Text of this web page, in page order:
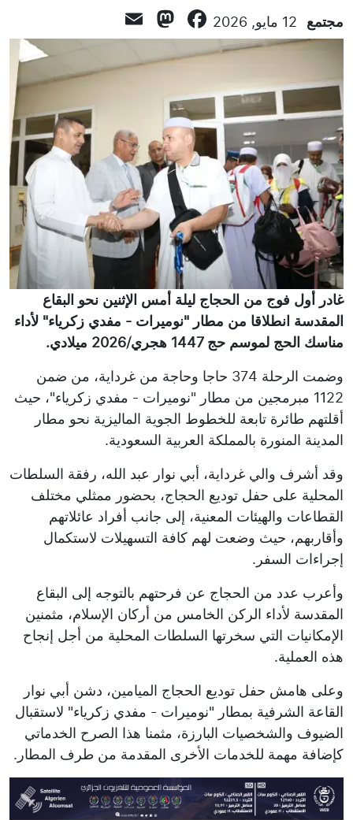
مجتمع 12 مايو, 2026 Facebook
Mastodon
غادر أول فوج من الحجاج ليلة أمس الإثنين نحو البقاع
المقدسة انطلاقا من مطار "نوميرات - مفدي زكرياء" لأداء
مناسك الحج لموسم حج 1447 هجري/2026 ميلادي.
وضمت الرحلة 374 حاجا وحاجة من غرداية، من ضمن
1122 مبرمجين من مطار "نوميرات - مفدي زكرياء"، حيث
أقلتهم طائرة تابعة للخطوط الجوية الماليزية نحو مطار
المدينة المنورة بالمملكة العربية السعودية.
وقد أشرف والي غرداية، أبي نوار عبد الله، رفقة السلطات
المحلية على حفل توديع الحجاج، بحضور ممثلي مختلف
القطاعات والهيئات المعنية، إلى جانب أفراد عائلاتهم
وأقاربهم، حيث وضعت لهم كافة التسهيلات لاستكمال
إجراءات السفر.
وأعرب عدد من الحجاج عن فرحتهم بالتوجه إلى البقاع
المقدسة لأداء الركن الخامس من أركان الإسلام، مثمنين
الإمكانيات التي سخرتها السلطات المحلية من أجل إنجاح
هذه العملية.
وعلى هامش حفل توديع الحجاج الميامين، دشن أبي نوار
القاعة الشرفية بمطار "نوميرات - مفدي زكرياء" لاستقبال
الضيوف والشخصيات البارزة، مثمنا هذا الصرح الخدماتي
كإضافة مهمة للخدمات الأخرى المقدمة من طرف المطار.